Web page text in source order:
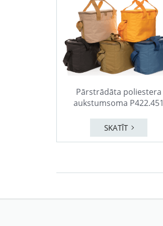
Pārstrādāta poliestera
aukstumsoma P422.451
SKATĪT